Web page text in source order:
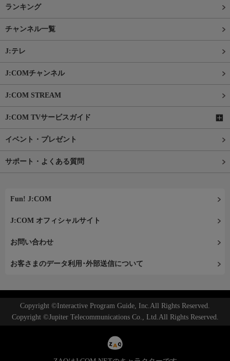
ランキング
チャンネル一覧
J:テレ
J:COMチャンネル
J:COM STREAM
J:COM TVサービスガイド
イベント・プレゼント
サポート・よくある質問
Fun! J:COM
J:COM オフィシャルサイト
お問い合わせ
お客さまのデータ利用･外部送信について
Copyright ©Interactive Program Guide, Inc.All Rights Reserved.
Copyright ©Jupiter Telecommunications Co., Ltd.All Rights Reserved.